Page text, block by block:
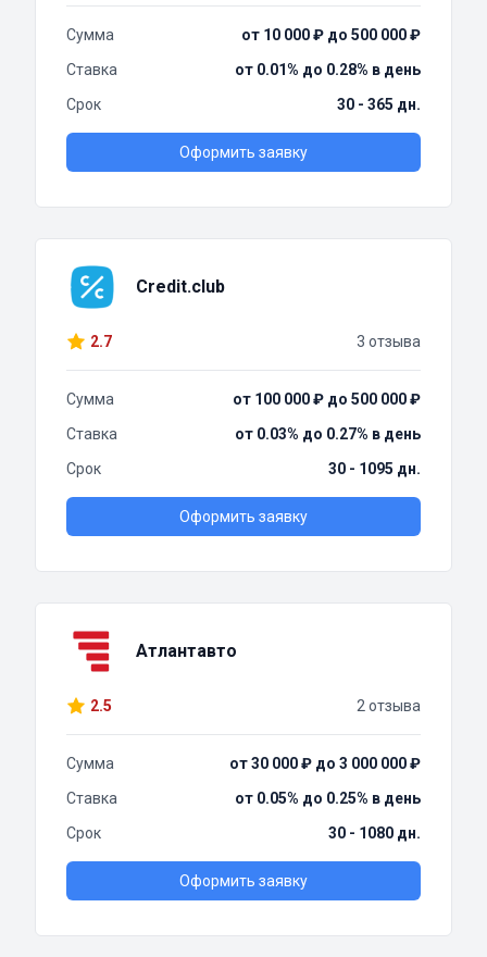
Сумма
от 10 000 ₽ до 500 000 ₽
Ставка
от 0.01% до 0.28% в день
Срок
30 - 365 дн.
Оформить заявку
Credit.club
2.7 3 отзыва
Сумма
от 100 000 ₽ до 500 000 ₽
Ставка
от 0.03% до 0.27% в день
Срок
30 - 1095 дн.
Оформить заявку
Атлантавто
2.5 2 отзыва
Сумма
от 30 000 ₽ до 3 000 000 ₽
Ставка
от 0.05% до 0.25% в день
Срок
30 - 1080 дн.
Оформить заявку